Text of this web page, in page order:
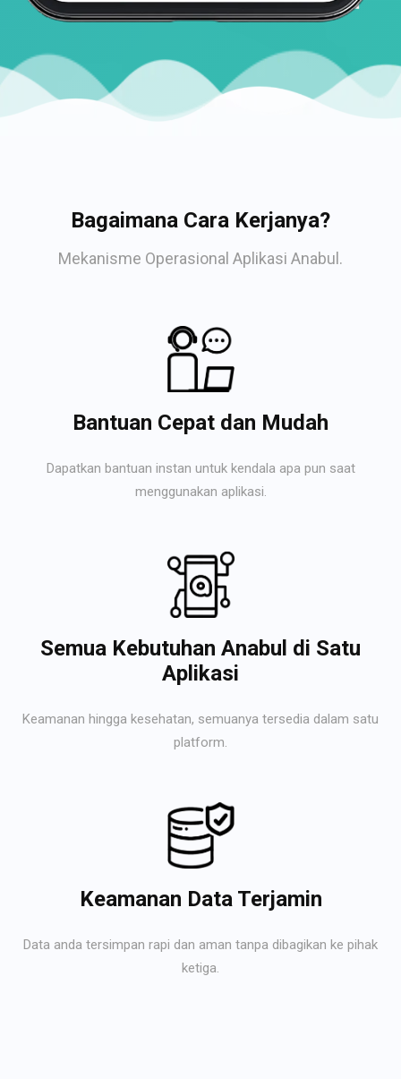
Bagaimana Cara Kerjanya?
Mekanisme Operasional Aplikasi Anabul.
Bantuan Cepat dan Mudah
Dapatkan bantuan instan untuk kendala apa pun saat
menggunakan aplikasi.
Semua Kebutuhan Anabul di Satu
Aplikasi
Keamanan hingga kesehatan, semuanya tersedia dalam satu
platform.
Keamanan Data Terjamin
Data anda tersimpan rapi dan aman tanpa dibagikan ke pihak
ketiga.